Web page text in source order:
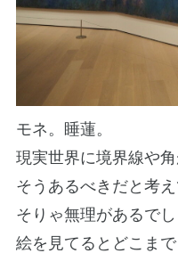
モネ。睡蓮。
現実世界に境界線や
そうあるべきだと考え
そりゃ無理があるで
絵を見てるとどこま